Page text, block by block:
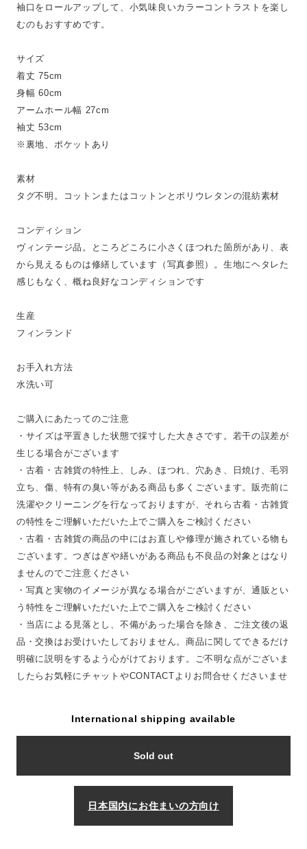
袖口をロールアップして、小気味良いカラーコントラストを楽し
むのもおすすめです。
サイズ
着丈 75cm
身幅 60cm
アームホール幅 27cm
袖丈 53cm
※裏地、ポケットあり
素材
タグ不明。コットンまたはコットンとポリウレタンの混紡素材
コンディション
ヴィンテージ品。ところどころに小さくほつれた箇所があり、表
から見えるものは修繕しています（写真参照）。生地にヘタレた
感じもなく、概ね良好なコンディションです
生産
フィンランド
お手入れ方法
水洗い可
ご購入にあたってのご注意
・サイズは平置きした状態で採寸した大きさです。若干の誤差が
生じる場合がございます
・古着・古雑貨の特性上、しみ、ほつれ、穴あき、日焼け、毛羽
立ち、傷、特有の臭い等がある商品も多くございます。販売前に
洗濯やクリーニングを行なっておりますが、それら古着・古雑貨
の特性をご理解いただいた上でご購入をご検討ください
・古着・古雑貨の商品の中にはお直しや修理が施されている物も
ございます。つぎはぎや繕いがある商品も不良品の対象とはなり
ませんのでご注意ください
・写真と実物のイメージが異なる場合がございますが、通販とい
う特性をご理解いただいた上でご購入をご検討ください
・当店による見落とし、不備があった場合を除き、ご注文後の返
品・交換はお受けいたしておりません。商品に関してできるだけ
明確に説明をするよう心がけております。ご不明な点がございま
したらお気軽にチャットやCONTACTよりお問合せくださいませ
International shipping available
Sold out
日本国内にお住まいの方向け